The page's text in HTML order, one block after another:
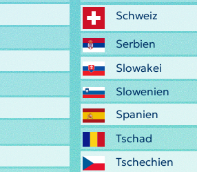
Schweiz
Serbien
Slowakei
Slowenien
Spanien
Tschad
Tschechien